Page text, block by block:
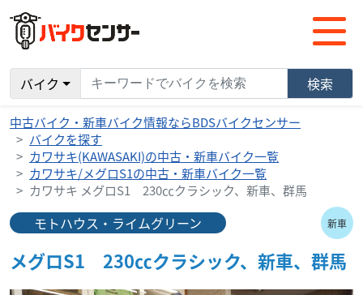
バイク 検索
中古バイク・新車バイク情報ならBDSバイクセンサー
バイクを探す
カワサキ(KAWASAKI)の中古・新車バイク一覧
カワサキ/メグロS1の中古・新車バイク一覧
カワサキ メグロS1 230㏄クラシック、新車、群馬
モトハウス・ライムグリーン 新車
メグロS1 230㏄クラシック、新車、群馬